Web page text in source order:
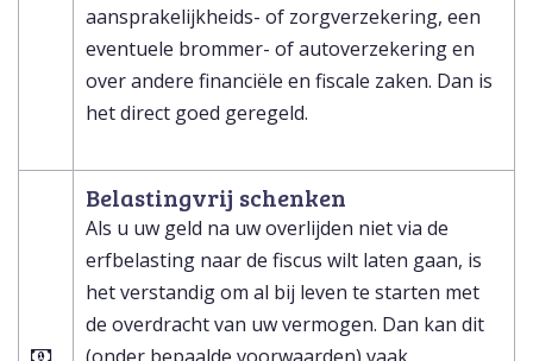
aansprakelijkheids- of zorgverzekering, een
eventuele brommer- of autoverzekering en
over andere financiële en fiscale zaken. Dan is
het direct goed geregeld.
Belastingvrij schenken
Als u uw geld na uw overlijden niet via de
erfbelasting naar de fiscus wilt laten gaan, is
het verstandig om al bij leven te starten met
de overdracht van uw vermogen. Dan kan dit